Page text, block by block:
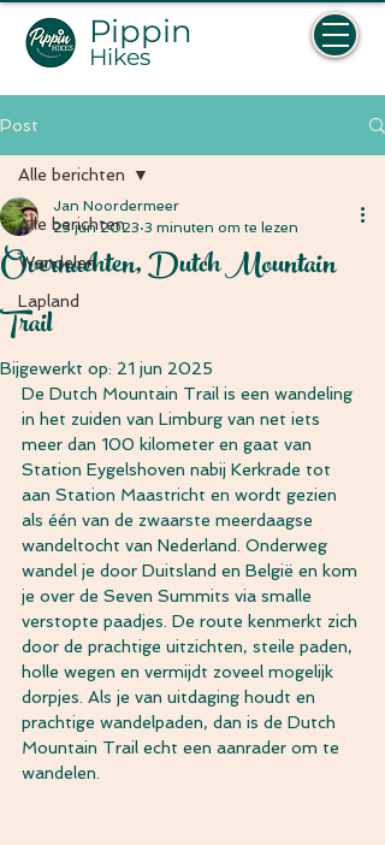
Pippin
Hikes
Post
Alle berichten
Wandelen
Lapland
Alle berichten
Overnachten, Dutch Mountain
Trail
Jan Noordermeer
23 jun 2023 3 minuten om te lezen
Bijgewerkt op: 21 jun 2025
De Dutch Mountain Trail is een wandeling
in het zuiden van Limburg van net iets
meer dan 100 kilometer en gaat van
Station Eygelshoven nabij Kerkrade tot
aan Station Maastricht en wordt gezien
als één van de zwaarste meerdaagse
wandeltocht van Nederland. Onderweg
wandel je door Duitsland en België en kom
je over de Seven Summits via smalle
verstopte paadjes. De route kenmerkt zich
door de prachtige uitzichten, steile paden,
holle wegen en vermijdt zoveel mogelijk
dorpjes. Als je van uitdaging houdt en
prachtige wandelpaden, dan is de Dutch
Mountain Trail echt een aanrader om te
wandelen.